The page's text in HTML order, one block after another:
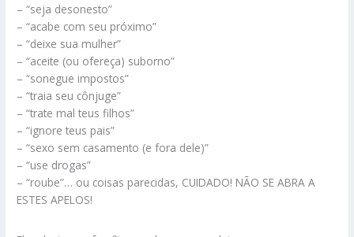
– “seja desonesto”
– “acabe com seu próximo”
– “deixe sua mulher”
– “aceite (ou ofereça) suborno”
– “sonegue impostos”
– “traia seu cônjuge”
– “trate mal teus filhos”
– “ignore teus pais”
– “sexo sem casamento (e fora dele)”
– “use drogas”
– “roube”… ou coisas parecidas, CUIDADO! NÃO SE ABRA A
ESTES APELOS!